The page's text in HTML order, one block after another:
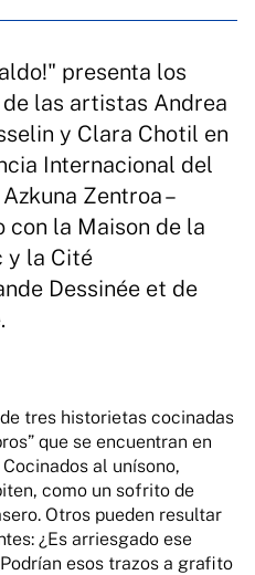
presenta los
las artistas Andrea
y Clara Chotil en
Internacional del
Zentroa –
con la Maison de la
y la Cité
Dessinée et de
tres historietas cocinadas
que se encuentran en
al unísono,
como un sofrito de
Otros pueden resultar
¿Es arriesgado ese
esos trazos a grafito